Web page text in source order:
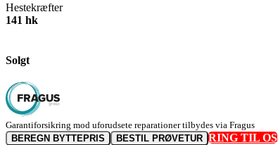
Hestekræfter
141 hk
Solgt
Garantiforsikring mod uforudsete reparationer tilbydes via Fragus
BEREGN BYTTEPRIS
BESTIL PRØVETUR RING TIL OS